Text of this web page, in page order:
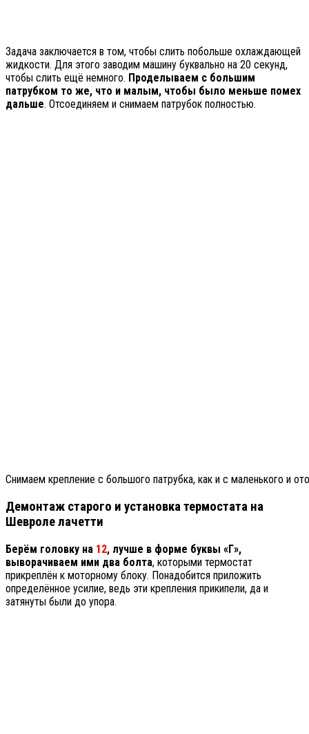
Задача заключается в том, чтобы слить побольше охлаждающей
жидкости. Для этого заводим машину буквально на 20 секунд,
чтобы слить ещё немного. Проделываем с большим
патрубком то же, что и малым, чтобы было меньше помех
дальше. Отсоединяем и снимаем патрубок полностью.
Снимаем крепление с большого патрубка, как и с маленького и
Демонтаж старого и установка термостата на
Шевроле лачетти
Берём головку на 12, лучше в форме буквы «Г»,
выворачиваем ими два болта, которыми термостат
прикреплён к моторному блоку. Понадобится приложить
определённое усилие, ведь эти крепления прикипели, да и
затянуты были до упора.